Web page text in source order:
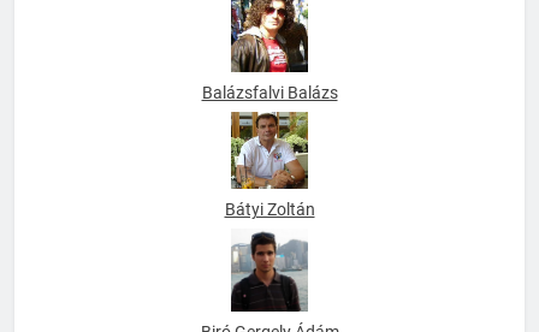
Balázsfalvi Balázs
Bátyi Zoltán